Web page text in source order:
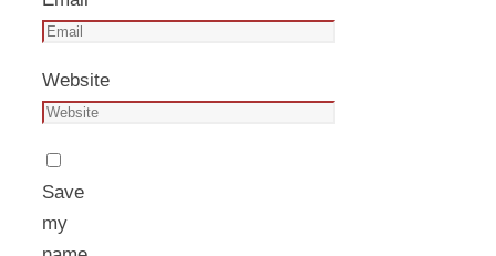
Website
Save
my